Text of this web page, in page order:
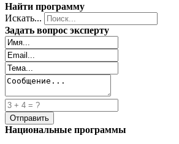
Найти программу
Искать...
Задать вопрос эксперту
Национальные программы